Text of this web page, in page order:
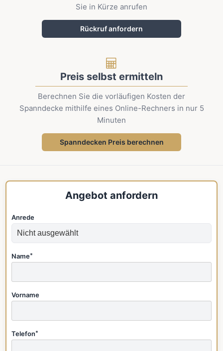
Sie in Kürze anrufen
Rückruf anfordern
Preis selbst ermitteln
Berechnen Sie die vorläufigen Kosten der
Spanndecke mithilfe eines Online-Rechners in nur 5
Minuten
Spanndecken Preis berechnen
Angebot anfordern
Anrede
Name*
Vorname
Telefon*